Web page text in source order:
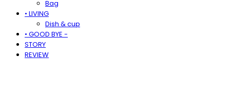
Bag
• LIVING
Dish & cup
• GOOD BYE -
STORY
REVIEW